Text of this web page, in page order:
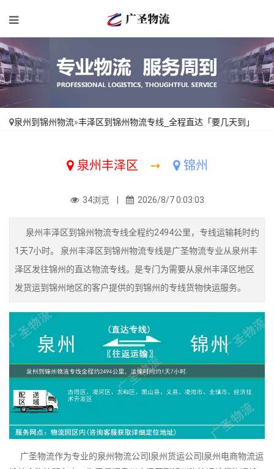
泉州到锦州物流»丰泽区到锦州物流专线_全程直达「要几天到」
泉州丰泽区 ➙ 锦州
34浏览 | 2026/8/7 0:03:03
泉州丰泽区到锦州物流专线全程约2494公里，专线运输耗时约
1天7小时。 泉州丰泽区到锦州物流专线是广圣物流专业从泉州丰
泽区发往锦州的直达物流专线。是专门为需要从泉州丰泽区地区
发货运到锦州地区的客户提供的到锦州的专线货物快运服务。
广圣物流作为专业的泉州物流公司|泉州货运公司|泉州电商物流运